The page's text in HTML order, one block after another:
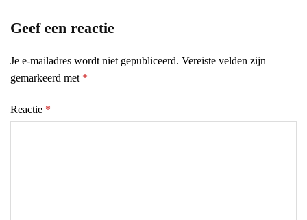
Geef een reactie
Je e-mailadres wordt niet gepubliceerd. Vereiste velden zijn
gemarkeerd met *
Reactie *